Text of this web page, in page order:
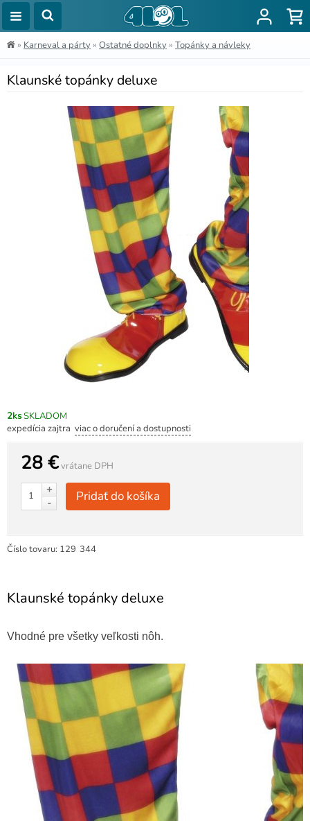
» Karneval a párty » Ostatné doplnky » Topánky a návleky
Klaunské topánky deluxe
2ksSKLADOM
expedícia zajtra viac o doručení a dostupnosti
28 €vrátane DPH
+
-
Pridať do košíka
Číslo tovaru: 129 344
Klaunské topánky deluxe
Vhodné pre všetky veľkosti nôh.